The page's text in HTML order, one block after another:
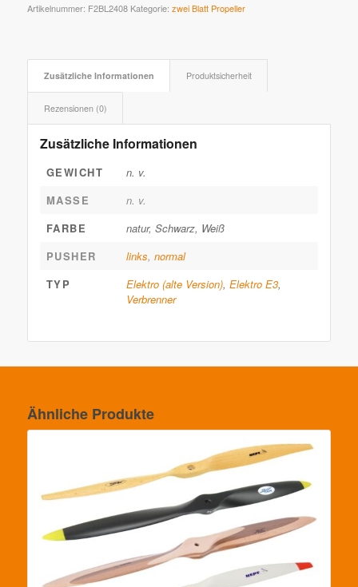
Artikelnummer: F2BL2408 Kategorie: zwei Blatt Propeller
Zusätzliche Informationen Produktsicherheit
Rezensionen (0)
Zusätzliche Informationen
GEWICHT
n. v.
MASSE
n. v.
FARBE
natur, Schwarz, Weiß
PUSHER
links, normal
TYP
Elektro (alte Version), Elektro E3,
Verbrenner
Ähnliche Produkte